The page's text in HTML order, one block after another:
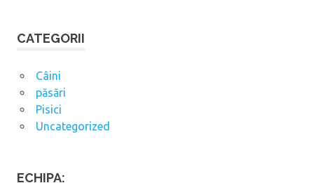
CATEGORII
Câini
păsări
Pisici
Uncategorized
ECHIPA: